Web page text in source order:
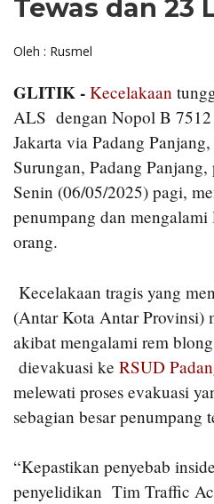
Tewas dan 23
Oleh : Rusmel
GLITIK - Kecelakaan
ALS dengan Nopol B
Jakarta via Padang
Surungan, Padang
Senin (06/05/2025) pagi,
penumpang dan
orang.
Kecelakaan tragis yang
(Antar Kota Antar
akibat mengalami rem
dievakuasi ke RSUD
melewati proses evakuasi
sebagian besar penumpang
“Kepastikan penyebab
penyelidikan Tim Traffic